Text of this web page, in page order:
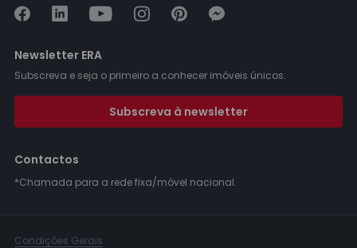
Newsletter ERA
Subscreva e seja o primeiro a conhecer imóveis únicos.
Subscreva à newsletter
Contactos
*Chamada para a rede fixa/móvel nacional.
Condições Gerais